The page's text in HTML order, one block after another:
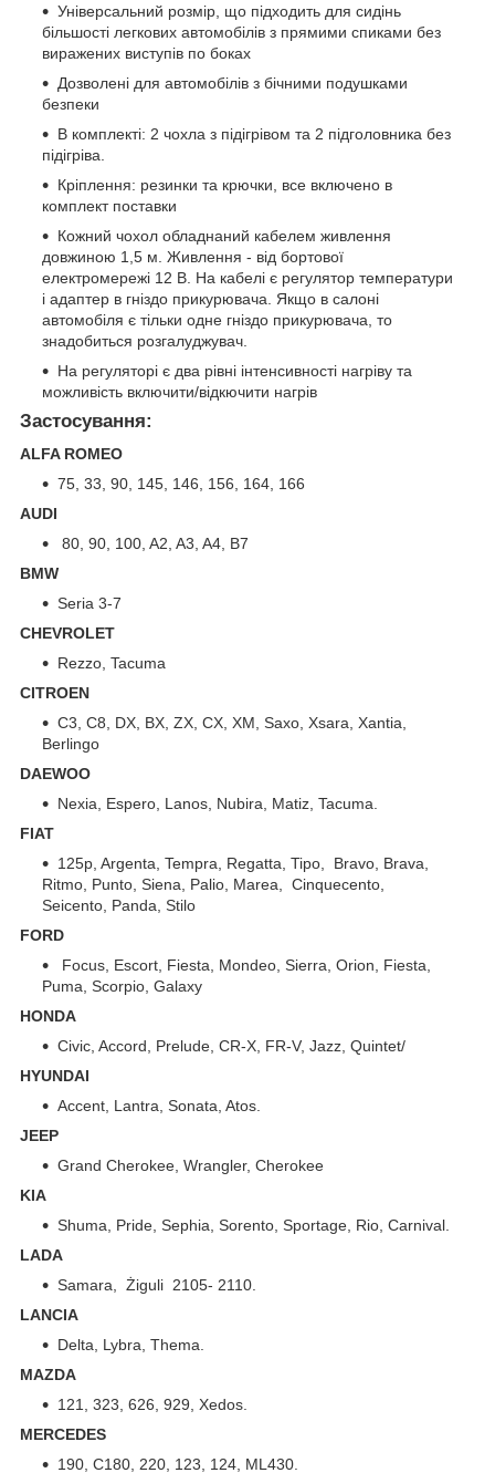
Універсальний розмір, що підходить для сидінь
більшості легкових автомобілів з прямими спиками без
виражених виступів по боках
Дозволені для автомобілів з бічними подушками
безпеки
В комплекті: 2 чохла з підігрівом та 2 підголовника без
підігріва.
Кріплення: резинки та крючки, все включено в
комплект поставки
Кожний чохол обладнаний кабелем живлення
довжиною 1,5 м. Живлення - від бортової
електромережі 12 В. На кабелі є регулятор температури
і адаптер в гніздо прикурювача. Якщо в салоні
автомобіля є тільки одне гніздо прикурювача, то
знадобиться розгалуджувач.
На регуляторі є два рівні інтенсивності нагріву та
можливість включити/відкючити нагрів
Застосування:
ALFA ROMEO
75, 33, 90, 145, 146, 156, 164, 166
AUDI
80, 90, 100, A2, A3, A4, B7
BMW
Seria 3-7
CHEVROLET
Rezzo, Tacuma
CITROEN
C3, C8, DX, BX, ZX, CX, XM, Saxo, Xsara, Xantia,
Berlingo
DAEWOO
Nexia, Espero, Lanos, Nubira, Matiz, Tacuma.
FIAT
125p, Argenta, Tempra, Regatta, Tipo, Bravo, Brava,
Ritmo, Punto, Siena, Palio, Marea, Cinquecento,
Seicento, Panda, Stilo
FORD
Focus, Escort, Fiesta, Mondeo, Sierra, Orion, Fiesta,
Puma, Scorpio, Galaxy
HONDA
Civic, Accord, Prelude, CR-X, FR-V, Jazz, Quintet/
HYUNDAI
Accent, Lantra, Sonata, Atos.
JEEP
Grand Cherokee, Wrangler, Cherokee
KIA
Shuma, Pride, Sephia, Sorento, Sportage, Rio, Carnival.
LADA
Samara, Żiguli 2105- 2110.
LANCIA
Delta, Lybra, Thema.
MAZDA
121, 323, 626, 929, Xedos.
MERCEDES
190, C180, 220, 123, 124, ML430.